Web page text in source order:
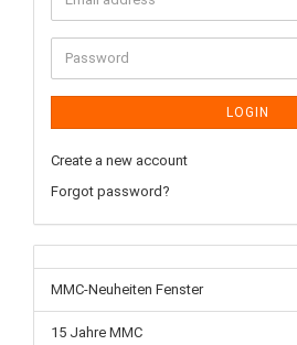
LOGIN
Create a new account
Forgot password?
MMC-Neuheiten Fenster
15 Jahre MMC